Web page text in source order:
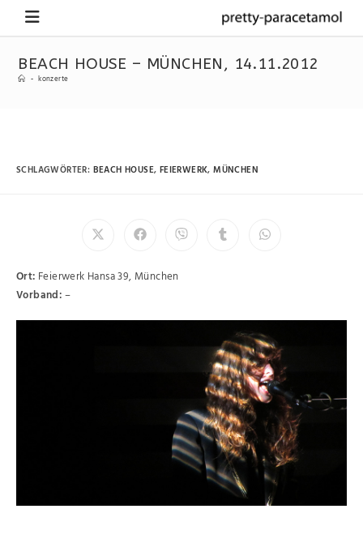
BEACH HOUSE – MÜNCHEN, 14.11.2012
- konzerte
SCHLAGWÖRTER: BEACH HOUSE, FEIERWERK, MÜNCHEN
Ort: Feierwerk Hansa 39, München
Vorband:–